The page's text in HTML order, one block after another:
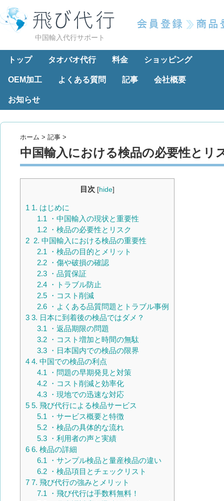
中国輸入代行サポート
トップ タオバオ代行 料金 ショッピング
OEM加工 よくある質問 記事 会社概要
お知らせ
ホーム > 記事 >
中国輸入における検品の必要性とリ
目次 [hide]
1 1. はじめに
1.1 ・中国輸入の現状と重要性
1.2・検品の必要性とリスク
2 2. 中国輸入における検品の重要性
2.1 ・検品の目的とメリット
2.2・傷や破損の確認
2.3・品質保証
2.4・トラブル防止
2.5・コスト削減
2.6・よくある品質問題とトラブル事例
3 3. 日本に到着後の検品ではダメ？
3.1 ・返品期限の問題
3.2・コスト増加と時間の無駄
3.3・日本国内での検品の限界
4 4. 中国での検品の利点
4.1 ・問題の早期発見と対策
4.2・コスト削減と効率化
4.3・現地での迅速な対応
5 5. 飛び代行による検品サービス
5.1 ・サービス概要と特徴
5.2・検品の具体的な流れ
5.3・利用者の声と実績
6 6. 検品の詳細
6.1 ・サンプル検品と量産検品の違い
6.2・検品項目とチェックリスト
7 7. 飛び代行の強みとメリット
7.1 ・飛び代行は手数料無料！